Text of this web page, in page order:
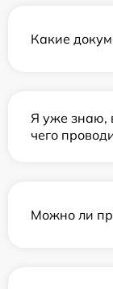
Какие
Я уже знаю,
чего
Можно ли